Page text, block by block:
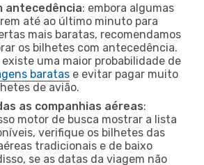
antecedência: embora algumas
até ao último minuto para
mais baratas, recomendamos
os bilhetes com antecedência.
uma maior probabilidade de
baratas e evitar pagar muito
de avião.
as companhias aéreas:
motor de busca mostrar a lista
verifique os bilhetes das
tradicionais e de baixo
se as datas da viagem não